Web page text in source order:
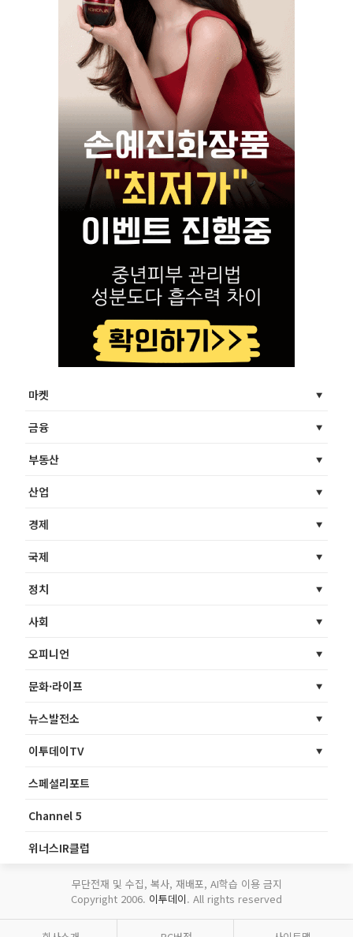
마켓
금융
부동산
산업
경제
국제
정치
사회
오피니언
문화·라이프
뉴스발전소
이투데이TV
스페셜리포트
Channel 5
위너스IR클럽
무단전재 및 수집, 복사, 재배포, AI학습 이용 금지
Copyright 2006. 이투데이. All rights reserved